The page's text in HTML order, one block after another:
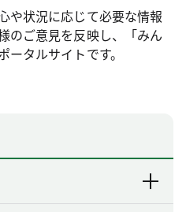
や状況に応じて必要な情報
のご意見を反映し、「みん
タルサイトです。